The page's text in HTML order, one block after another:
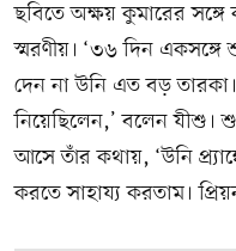
ছবিতে অক্ষয় কুমারের
স্মরণীয়। ‘৩৬ দিন
দেন না উনি এত বড়
নিয়েছিলেন,’ বলেন যীশু।
আসে তাঁর কথায়, ‘উনি
করতে সাহায্য করতাম।